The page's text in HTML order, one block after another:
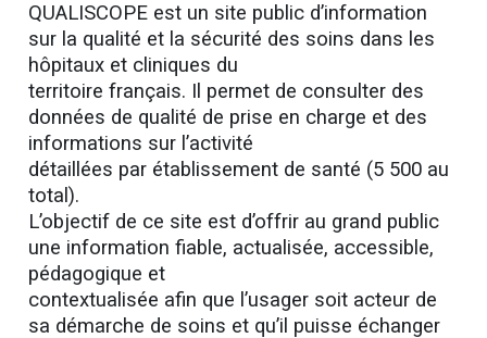
QUALISCOPE est un site public d’information
sur la qualité et la sécurité des soins dans les
hôpitaux et cliniques du
territoire français. Il permet de consulter des
données de qualité de prise en charge et des
informations sur l’activité
détaillées par établissement de santé (5 500 au
total).
L’objectif de ce site est d’offrir au grand public
une information fiable, actualisée, accessible,
pédagogique et
contextualisée afin que l’usager soit acteur de
sa démarche de soins et qu’il puisse échanger